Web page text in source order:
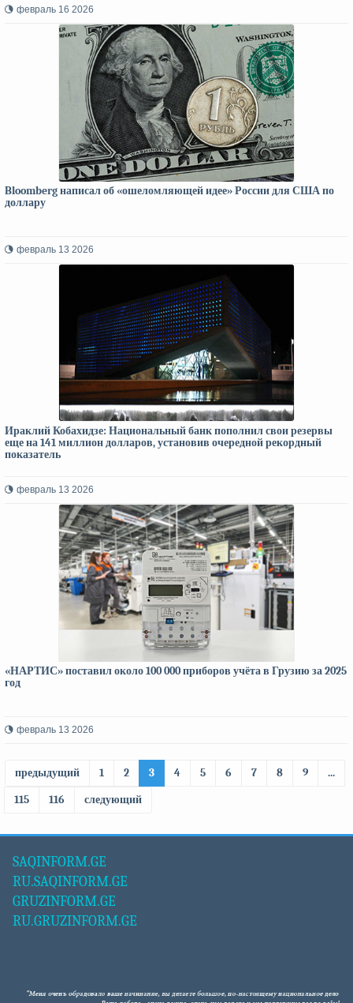
февраль 16 2026
Bloomberg написал об «ошеломляющей идее» России для США по
доллару
февраль 13 2026
Ираклий Кобахидзе: Национальный банк пополнил свои резервы
еще на 141 миллион долларов, установив очередной рекордный
показатель
февраль 13 2026
«НАРТИС» поставил около 100 000 приборов учёта в Грузию за 2025
год
февраль 13 2026
предыдущий 1 2 3 4 5 6 7 8 9
...
115
116 следующий
SAQINFORM.GE
RU.SAQINFORM.GE
GRUZINFORM.GE
RU.GRUZINFORM.GE